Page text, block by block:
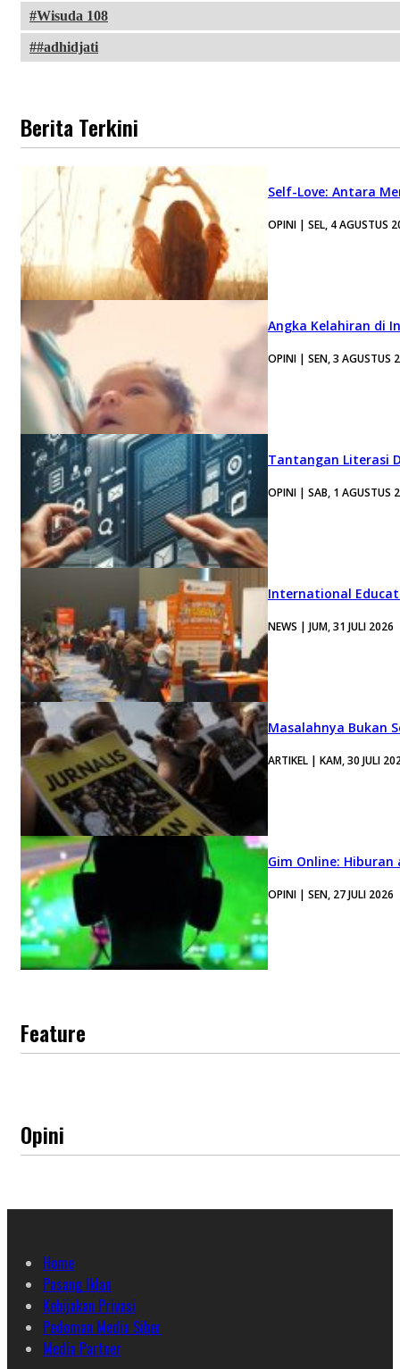
Wisuda 108
#adhidjati
Berita Terkini
Self-Love: Antara
OPINI | SEL, 4 AGUSTUS
Angka Kelahiran di
OPINI | SEN, 3 AGUSTUS
Tantangan Literasi
OPINI | SAB, 1 AGUSTUS
International
NEWS | JUM, 31 JULI 2026
Masalahnya Bukan
ARTIKEL | KAM, 30 JULI
Gim Online:
OPINI | SEN, 27 JULI 2026
Feature
Opini
Home
Pasang Iklan
Kebijakan Privasi
Pedoman Media Siber
Media Partner